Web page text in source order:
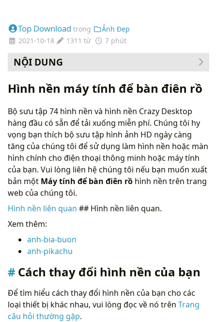
Top Download trong
Ảnh Đẹp
2021-10-18
1311 từ 7 phút
NỘI DUNG
Hình nền máy tính để bàn điên rồ
Bộ sưu tập 74 hình nền và hình nền Crazy Desktop
hàng đầu có sẵn để tải xuống miễn phí. Chúng tôi hy
vọng bạn thích bộ sưu tập hình ảnh HD ngày càng
tăng của chúng tôi để sử dụng làm hình nền hoặc màn
hình chính cho điện thoại thông minh hoặc máy tính
của bạn. Vui lòng liên hệ chúng tôi nếu bạn muốn xuất
bản một Máy tính để bàn điên rồ hình nền trên trang
web của chúng tôi.
Hình nền liên quan ## Hình nền liên quan.
Xem thêm:
anh-bia-buon
anh-pikachu
Cách thay đổi hình nền của bạn
Để tìm hiểu cách thay đổi hình nền của bạn cho các
loại thiết bị khác nhau, vui lòng đọc về nó trên Trang
câu hỏi thường gặp.